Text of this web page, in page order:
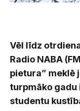
Vēl līdz
Radio NABA
pietura” meklē
turpmāko
studentu